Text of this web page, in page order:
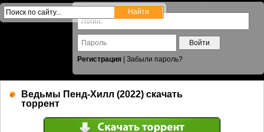
Войти
Регистрация
Забыли пароль?
Ведьмы Пенд-Хилл (2022) скачать
торрент